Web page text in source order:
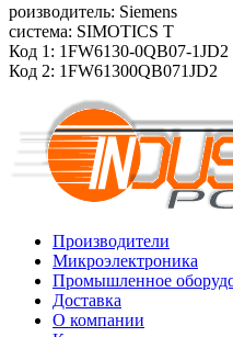
роизводитель: Siemens
система: SIMOTICS T
Код 1: 1FW6130-0QB07-1JD2
Код 2: 1FW61300QB071JD2
Производители
Микроэлектроника
Промышленное
Доставка
О компании